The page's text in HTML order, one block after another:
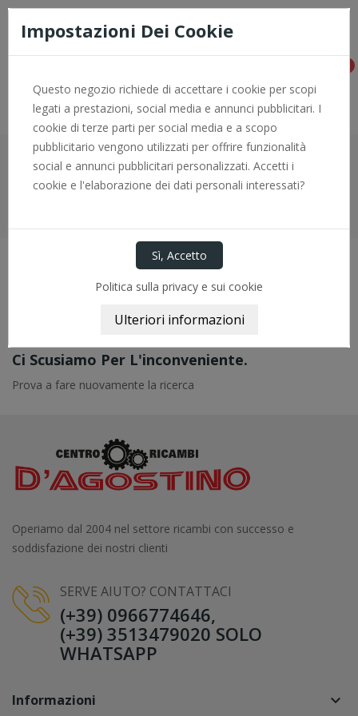
Consegna rapida e pagamenti sicuri con PayPal - per info +0966
774646
Manicotti Motore
Manicotti Motore
Ci Scusiamo Per L'inconveniente.
Prova a fare nuovamente la ricerca
Operiamo dal 2004 nel settore ricambi con successo e
soddisfazione dei nostri clienti
SERVE AIUTO? CONTATTACI
(+39) 0966774646,
(+39) 3513479020 SOLO
WHATSAPP
Informazioni keyboard_arrow_down
Impostazioni Dei Cookie
Questo negozio richiede di accettare i cookie per scopi
legati a prestazioni, social media e annunci pubblicitari. I
cookie di terze parti per social media e a scopo
pubblicitario vengono utilizzati per offrire funzionalità
social e annunci pubblicitari personalizzati. Accetti i
cookie e l'elaborazione dei dati personali interessati?
Politica sulla privacy e sui cookie